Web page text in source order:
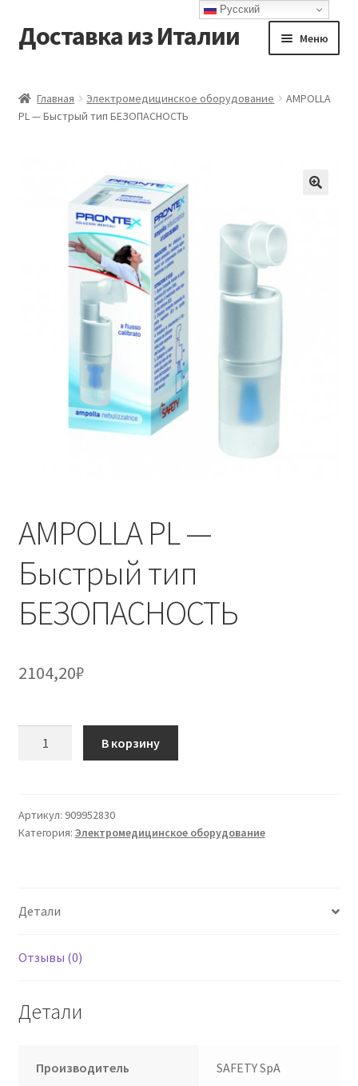
Перейти
к
Перейти
к
Доставка из Италии Меню
Доставка
Мой аккаунт
Оформление заказа
Главная Электромедицинское оборудование
AMPOLLA
PL — Быстрый тип БЕЗОПАСНОСТЬ
AMPOLLA PL —
Быстрый тип
БЕЗОПАСНОСТЬ
2104,20₽
-
Быстрый
В корзину
Артикул: 909952830
Категория: Электромедицинское оборудование
Детали
Отзывы (0)
Детали
Производитель SAFETY SpA
Русский